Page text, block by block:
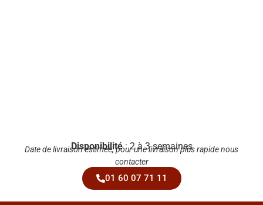
Disponibilité: 2 à 3 semaines
Date de livraison estimée, pour une livraison plus rapide nous
contacter
01 60 07 71 11